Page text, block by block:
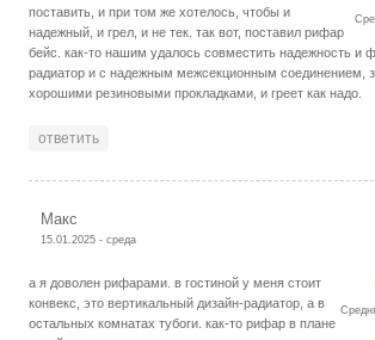
поставить, и при том же хотелось, чтобы и
надежный, и грел, и не тек. так вот, поставил рифар
бейс. как-то нашим удалось совместить надежность и
радиатор и с надежным межсекционным соединением,
хорошими резиновыми прокладками, и греет как надо.
ответить
Макс
15.01.2025 - среда
а я доволен рифарами. в гостиной у меня стоит
конвекс, это вертикальный дизайн-радиатор, а в
остальных комнатах тубоги. как-то рифар в плане